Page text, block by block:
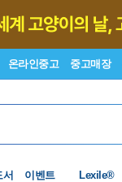
온라인중고 중고매장
이벤트
Lexile®